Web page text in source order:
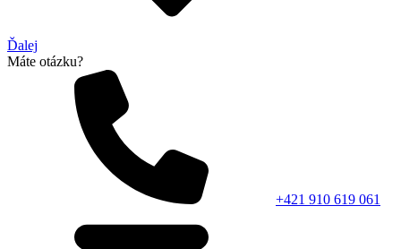
Ďalej
Máte otázku?
+421 910 619 061